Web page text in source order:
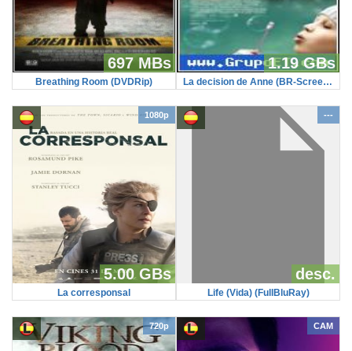
697 MBs
Breathing Room (DVDRip)
1.19 GBs
La decision de Anne (BR-Screener)
1080p
5.00 GBs
La corresponsal
---
desc.
Life (Vida) (FullBluRay)
720p CAM